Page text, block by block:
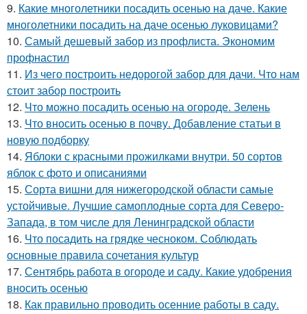
9. Какие многолетники посадить осенью на даче. Какие
многолетники посадить на даче осенью луковицами?
10. Самый дешевый забор из профлиста. Экономим
профнастил
11. Из чего построить недорогой забор для дачи. Что нам
стоит забор построить
12. Что можно посадить осенью на огороде. Зелень
13. Что вносить осенью в почву. Добавление статьи в
новую подборку
14. Яблоки с красными прожилками внутри. 50 сортов
яблок с фото и описаниями
15. Сорта вишни для нижегородской области самые
устойчивые. Лучшие самоплодные сорта для Северо-
Запада, в том числе для Ленинградской области
16. Что посадить на грядке чесноком. Соблюдать
основные правила сочетания культур
17. Сентябрь работа в огороде и саду. Какие удобрения
вносить осенью
18. Как правильно проводить осенние работы в саду.